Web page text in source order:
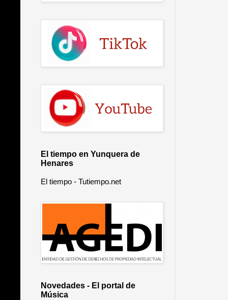
El tiempo en Yunquera de
Henares
El tiempo - Tutiempo.net
Novedades - El portal de
Música